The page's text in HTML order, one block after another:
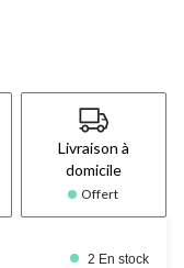
Livraison à
domicile
Offert
2 En stock